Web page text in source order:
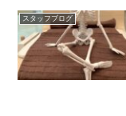
スタッフブログ